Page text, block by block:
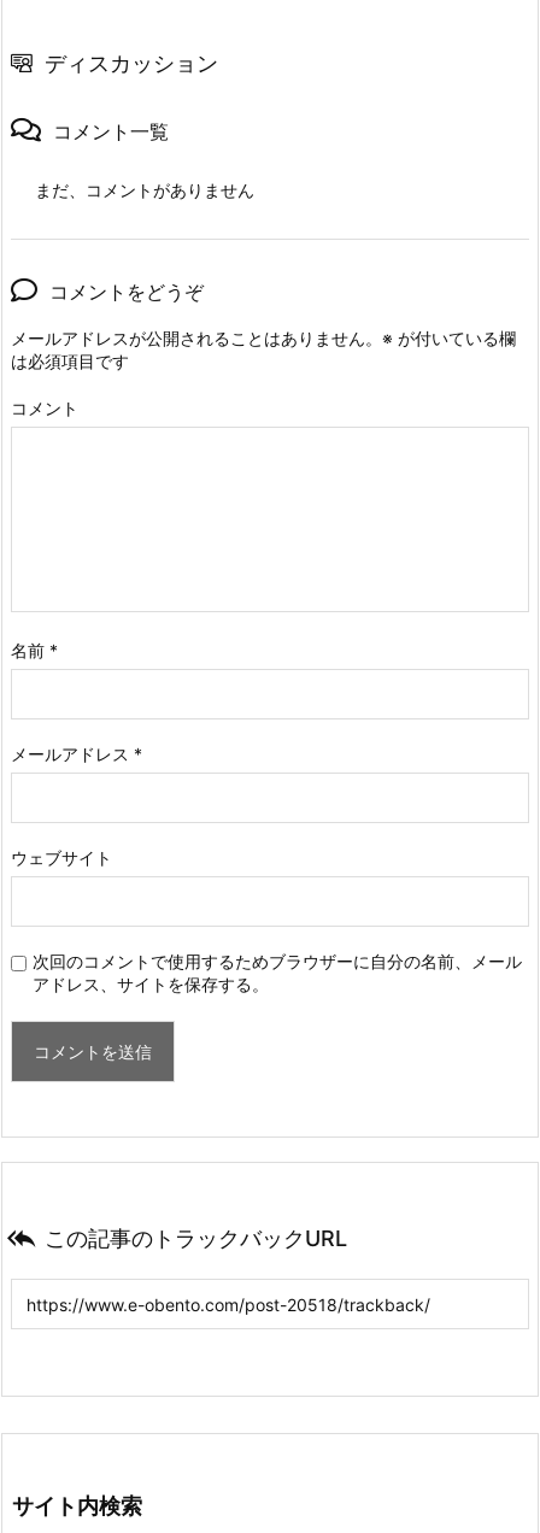
ディスカッション
コメント一覧
まだ、コメントがありません
コメントをどうぞ
メールアドレスが公開されることはありません。 ※ が付いている欄
は必須項目です
コメント
名前 *
メールアドレス *
ウェブサイト
次回のコメントで使用するためブラウザーに自分の名前、メール
アドレス、サイトを保存する。
 この記事のトラックバックURL
サイト内検索